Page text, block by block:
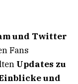
und Twitter
Fans
Updates zu
und